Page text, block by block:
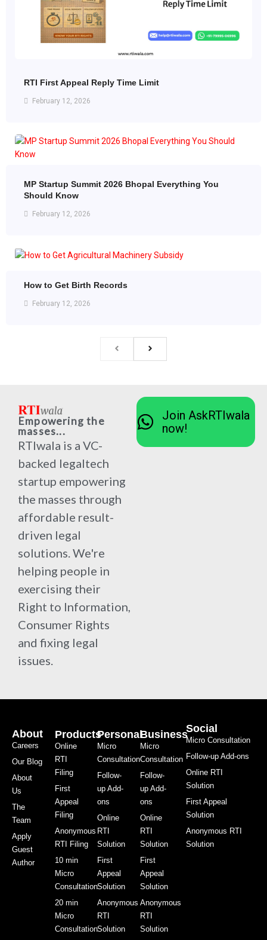
RTI First Appeal Reply Time Limit
February 12, 2026
MP Startup Summit 2026 Bhopal Everything You
Should Know
February 12, 2026
How to Get Birth Records
February 12, 2026
Empowering the
masses...
RTIwala is a VC-
backed legaltech
startup empowering
the masses through
affordable result-
driven legal
solutions. We're
helping people in
exercising their
Right to Information,
Consumer Rights
and fixing legal
issues.
Join AskRTIwala
now!
About
Careers
Our Blog
About
Us
The
Team
Apply
Guest
Author
Products
Online
RTI
Filing
First
Appeal
Filing
Anonymous
RTI Filing
10 min
Micro
Consultation
20 min
Micro
Consultation
Personal
Micro
Consultation
Follow-
up Add-
ons
Online
RTI
Solution
First
Appeal
Solution
Anonymous
RTI
Solution
Business
Micro
Consultation
Follow-
up Add-
ons
Online
RTI
Solution
First
Appeal
Solution
Anonymous
RTI
Solution
Social
Micro Consultation
Follow-up Add-ons
Online RTI
Solution
First Appeal
Solution
Anonymous RTI
Solution